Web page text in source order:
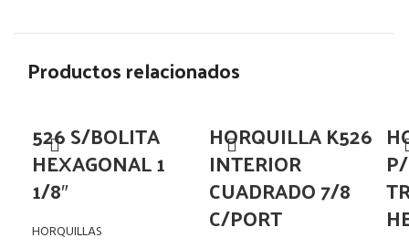
Productos relacionados
526 S/BOLITA
HEXAGONAL 1
1/8″
HORQUILLAS
HORQUILLA K526
INTERIOR
CUADRADO 7/8
C/PORT